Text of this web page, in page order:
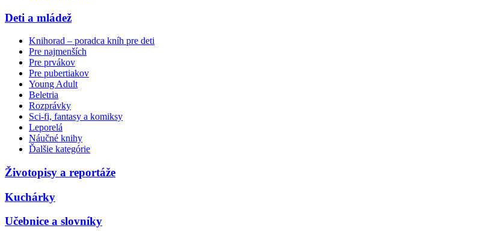
Deti a mládež
Knihorad – poradca kníh pre deti
Pre najmenších
Pre prvákov
Pre pubertiakov
Young Adult
Beletria
Rozprávky
Sci-fi, fantasy a komiksy
Leporelá
Náučné knihy
Ďalšie kategórie
Životopisy a reportáže
Kuchárky
Učebnice a slovníky